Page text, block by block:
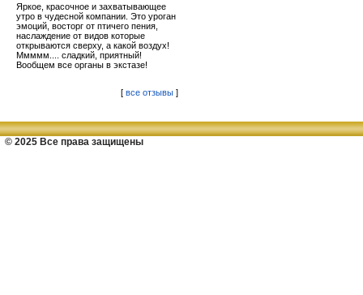
Яркое, красочное и захватывающее
утро в чудесной компании. Это уроган
эмоций, восторг от птичего пения,
наслаждение от видов которые
открываются сверху, а какой воздух!
Ммммм.... сладкий, приятный!
Вообщем все органы в экстазе!
[ все отзывы ]
© 2025 Все права защищены